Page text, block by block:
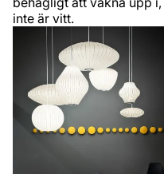
inte är vitt.